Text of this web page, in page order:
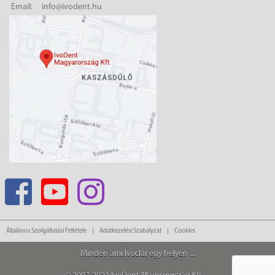
Email: info@ivodent.hu
Általános Szolgáltatási Feltétele Adatkezelési Szabályzat Cookies
Minden ami Ivoclar egy helyen ...